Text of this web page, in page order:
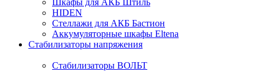
Шкафы для АКБ Штиль
HIDEN
Стеллажи для АКБ Бастион
Аккумуляторные шкафы Eltena
Стабилизаторы напряжения
Стабилизаторы ВОЛЬТ